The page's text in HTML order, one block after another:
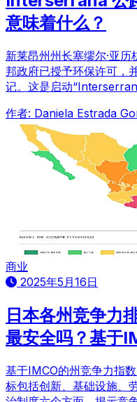
意味着什么？
新莱昂州州长塞缪尔·亚历
邦政府已授予环保许可，
记。这是启动
作者: Daniela Estrada
商业
2025年5月16日
日本各州竞争力
最安全吗？基于
基于IMCO的州竞争力指
标包括创新、基础设施、